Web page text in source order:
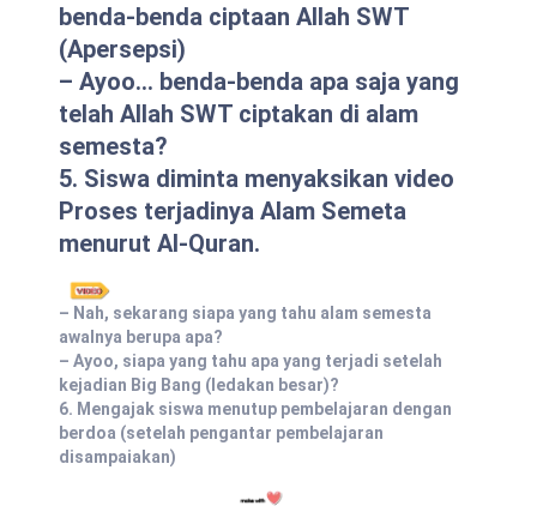
benda-benda ciptaan Allah SWT
(Apersepsi)
– Ayoo… benda-benda apa saja yang
telah Allah SWT ciptakan di alam
semesta?
5. Siswa diminta menyaksikan video
Proses terjadinya Alam Semeta
menurut Al-Quran.
– Nah, sekarang siapa yang tahu alam semesta
awalnya berupa apa?
– Ayoo, siapa yang tahu apa yang terjadi setelah
kejadian Big Bang (ledakan besar)?
6. Mengajak siswa menutup pembelajaran dengan
berdoa (setelah pengantar pembelajaran
disampaiakan)